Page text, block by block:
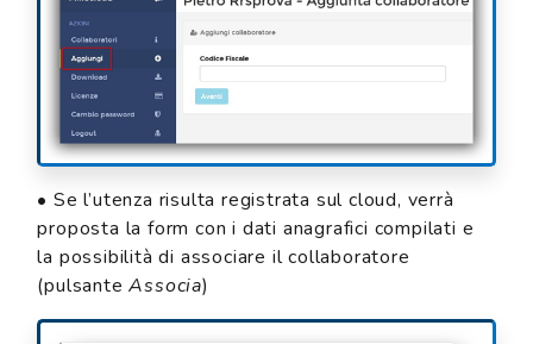
• Se l’utenza risulta registrata sul cloud, verrà
proposta la form con i dati anagrafici compilati e
la possibilità di associare il collaboratore
(pulsanteAssocia)